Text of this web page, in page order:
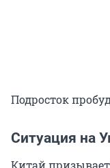
Подросток
Ситуация на
Китай